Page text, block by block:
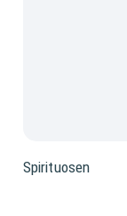
Spirituosen